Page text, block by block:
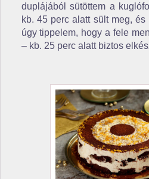
duplájából sütöttem a
kb. 45 perc alatt sült meg,
úgy tippelem, hogy a fele
– kb. 25 perc alatt biztos